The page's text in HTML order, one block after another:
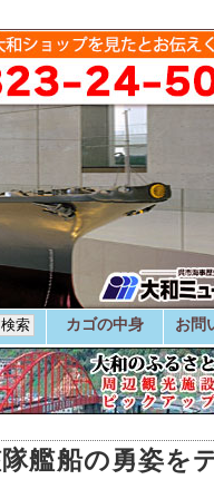
カゴの中身 お問
艦船の勇姿を